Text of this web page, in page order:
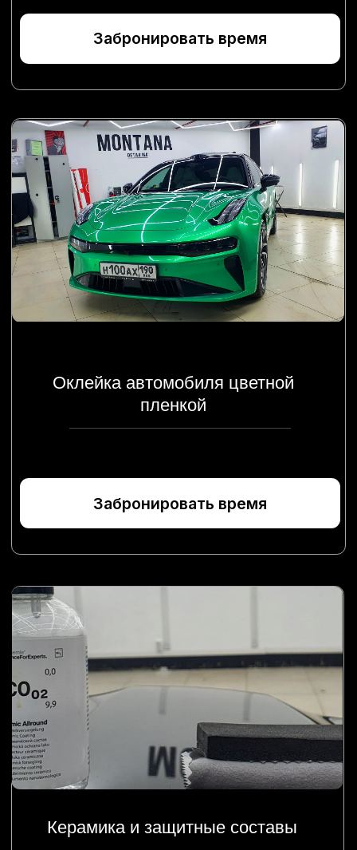
Химчистка салона и багажника
Забронировать время